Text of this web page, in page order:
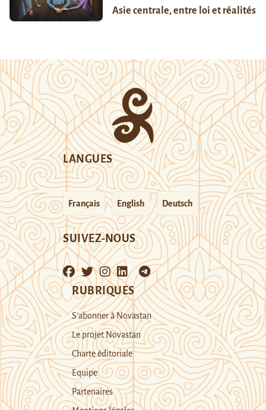
Asie centrale, entre loi et réalités
LANGUES
Français English Deutsch
SUIVEZ-NOUS
RUBRIQUES
S’abonner à Novastan
Le projet Novastan
Charte éditoriale
Equipe
Partenaires